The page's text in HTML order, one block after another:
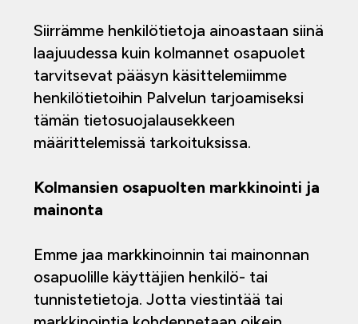
Siirrämme henkilötietoja ainoastaan siinä
laajuudessa kuin kolmannet osapuolet
tarvitsevat pääsyn käsittelemiimme
henkilötietoihin Palvelun tarjoamiseksi
tämän tietosuojalausekkeen
määrittelemissä tarkoituksissa.
Kolmansien osapuolten markkinointi ja
mainonta
Emme jaa markkinoinnin tai mainonnan
osapuolille käyttäjien henkilö- tai
tunnistetietoja. Jotta viestintää tai